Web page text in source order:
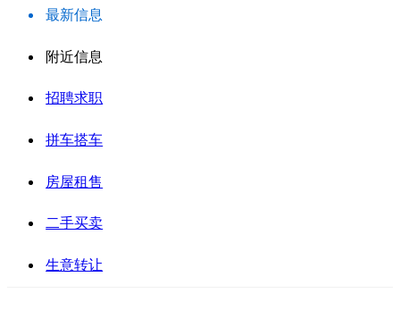
最新信息
附近信息
招聘求职
拼车搭车
房屋租售
二手买卖
生意转让